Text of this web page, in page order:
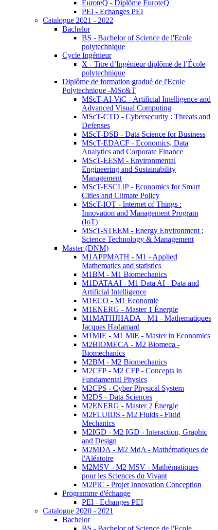
EuroteQ - Diplôme EuroteQ
PEI - Echanges PEI
Catalogue 2021 - 2022
Bachelor
BS - Bachelor of Science de l'Ecole
polytechnique
Cycle Ingénieur
X - Titre d’Ingénieur diplômé de l’École
polytechnique
Diplôme de formation gradué de l'Ecole
Polytechnique -MSc&T
MScT-AI-ViC - Artificial Intelligence and
Advanced Visual Computing
MScT-CTD - Cybersecurity : Threats and
Defenses
MScT-DSB - Data Science for Business
MScT-EDACF - Economics, Data
Analytics and Corporate Finance
MScT-EESM - Environmental
Engineering and Sustainability
Management
MScT-ESCLiP - Economics for Smart
Cities and Climate Policy
MScT-IOT - Internet of Things :
Innovation and Management Program
(IoT)
MScT-STEEM - Energy Environment :
Science Technology & Management
Master (DNM)
M1APPMATH - M1 - Applied
Mathematics and statistics
M1BM - M1 Biomechanics
M1DATAAI - M1 Data AI - Data and
Artificial Intelligence
M1ECO - M1 Economie
M1ENERG - Master 1 Énergie
M1MATHJHADA - M1 - Mathematiques
Jacques Hadamard
M1MIE - M1 MiE - Master in Economics
M2BIOMECA - M2 Biomeca -
Biomechanics
M2BM - M2 Biomechanics
M2CFP - M2 CFP - Concepts in
Fundamental Physics
M2CPS - Cyber Physical System
M2DS - Data Sciences
M2ENERG - Master 2 Énergie
M2FLUIDS - M2 Fluids - Fluid
Mechanics
M2IGD - M2 IGD - Interaction, Graphic
and Design
M2MDA - M2 MdA - Mathématiques de
l'Aléatoire
M2MSV - M2 MSV - Mathématiques
pour les Sciences du Vivant
M2PIC - Projet Innovation Conception
Programme d'échange
PEI - Echanges PEI
Catalogue 2020 - 2021
Bachelor
BS - Bachelor of Science de l'Ecole